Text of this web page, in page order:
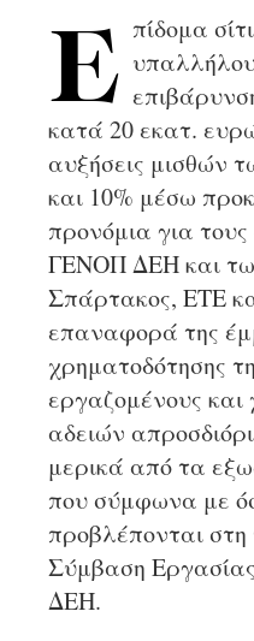
Ε πίδομα
κατά 20 εκατ.
αυξήσεις μισθών
και 10% μέσω
προνόμια για τους
ΓΕΝΟΠ ΔΕΗ και
Σπάρτακος, ΕΤΕ
επαναφορά της
χρηματοδότησης
εργαζομένους και
αδειών
μερικά από τα
που σύμφωνα με
προβλέπονται
Σύμβαση
ΔΕΗ.